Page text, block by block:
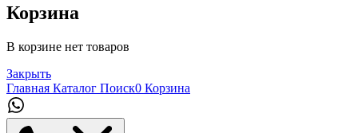
Корзина
В корзине нет товаров
Закрыть
Главная Каталог Поиск0 Корзина